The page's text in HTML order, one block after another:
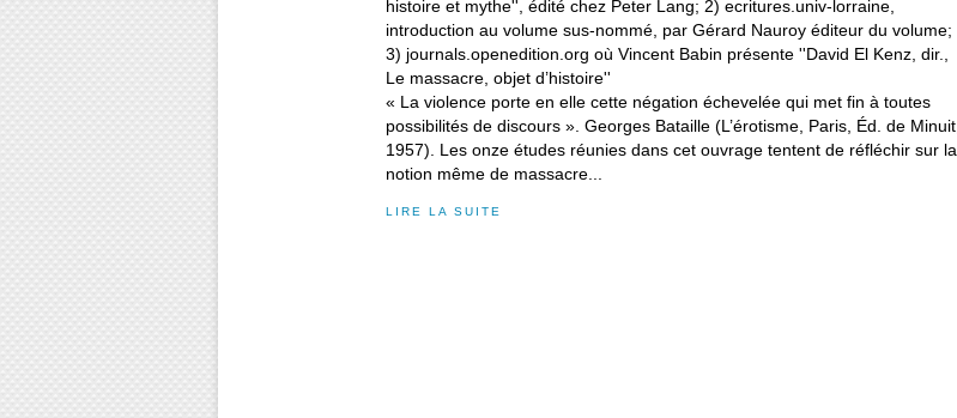
« La violence porte en elle cette négation échevelée qui met fin à toutes
possibilités de discours ». Georges Bataille (L’érotisme, Paris, Éd. de Minuit,
1957). Les onze études réunies dans cet ouvrage tentent de réfléchir sur la
notion même de massacre...
LIRE LA SUITE